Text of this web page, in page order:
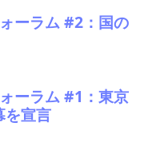
ーラム #2：国の
ーラム #1：東京
を宣言